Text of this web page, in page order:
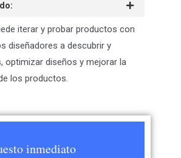
iterar y probar productos con
diseñadores a descubrir y
optimizar diseños y mejorar la
los productos.
inmediato